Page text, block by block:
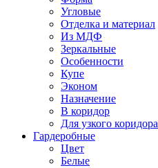
Угловые
Отделка и материал
Из МДФ
Зеркальные
Особенности
Купе
Эконом
Назначение
В коридор
Для узкого коридора
Гардеробные
Цвет
Белые